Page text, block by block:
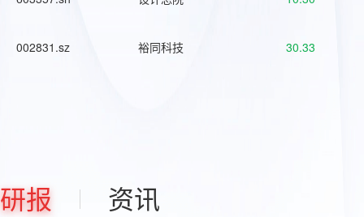
002831.sz 裕同科技 30.33
研报 资讯